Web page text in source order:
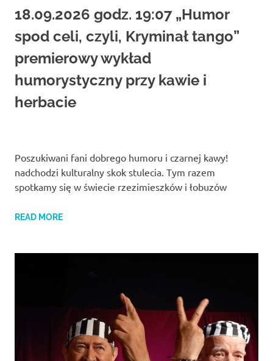
zaprasza
na
spektakle,
wernisaże,
pokazy
Opole
18.09.2026 godz. 19:07 „Humor
spod celi, czyli, Kryminał tango”
premierowy wykład
humorystyczny przy kawie i
herbacie
Poszukiwani fani dobrego humoru i czarnej kawy!
nadchodzi kulturalny skok stulecia. Tym razem
spotkamy się w świecie rzezimieszków i łobuzów
READ MORE